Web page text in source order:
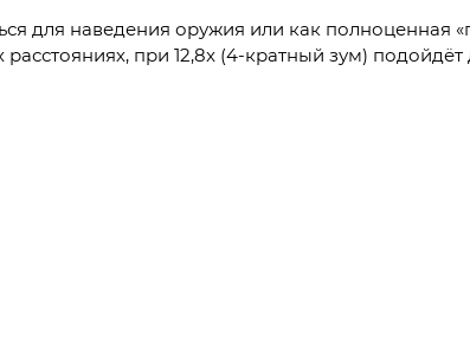
для наведения оружия или как полноценная
при 12,8x (4-кратный зум)